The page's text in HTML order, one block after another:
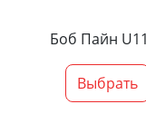
Боб Пайн
Выбрать